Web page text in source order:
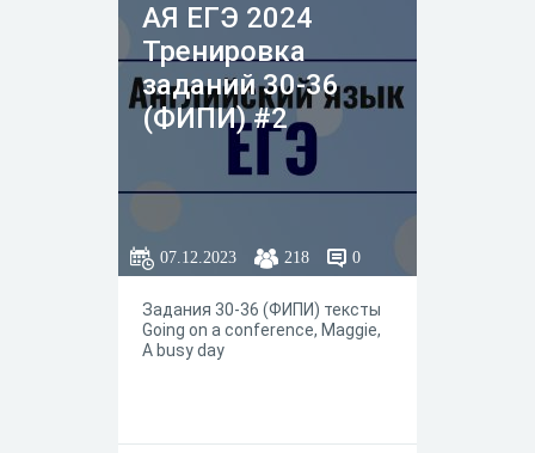
АЯ ЕГЭ 2024
Тренировка
заданий 30-36
(ФИПИ) #2
07.12.2023 218 0
Задания 30-36 (ФИПИ) тексты
Going on a conference, Maggie,
A busy day